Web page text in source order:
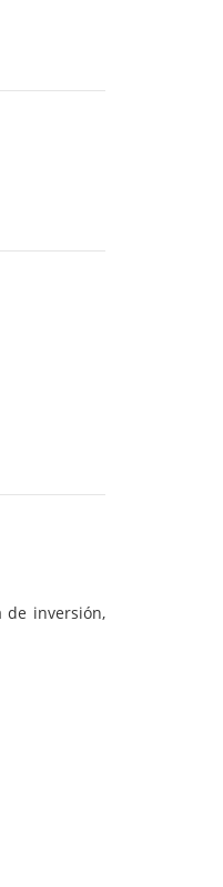
de inversión,